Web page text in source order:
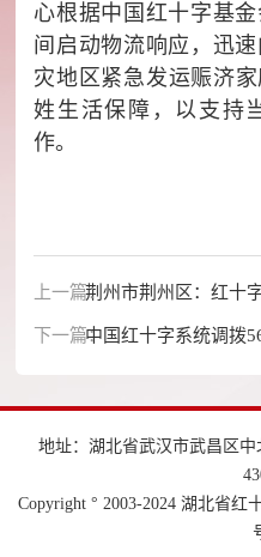
心根据中国红十字基
间启动物流响应，迅
灾地区紧急发运赈济
姓生活保障，以支持
作。
上一篇：荆州市荆州区：红十
困老人
下一篇：中国红十字系统调拨
地址：湖北省武汉市武昌区中
Copyright ° 2003-2024 湖北省红